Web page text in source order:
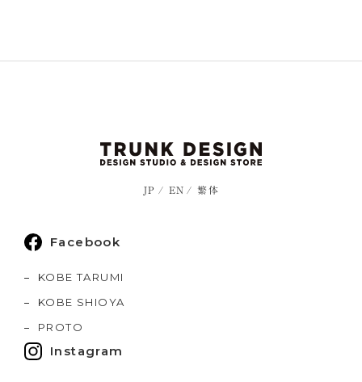
JP EN 繁体
Facebook
KOBE TARUMI
KOBE SHIOYA
PROTO
Instagram